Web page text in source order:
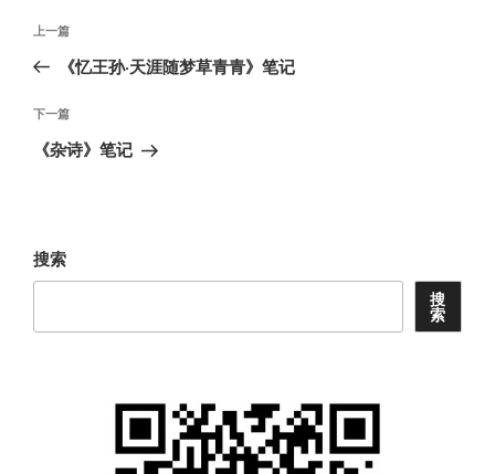
文
导
航
上
一
文
章
上一篇
《忆王孙·天涯随梦草青青》笔记
下
一
下一篇
《杂诗》笔记
搜索
搜
索